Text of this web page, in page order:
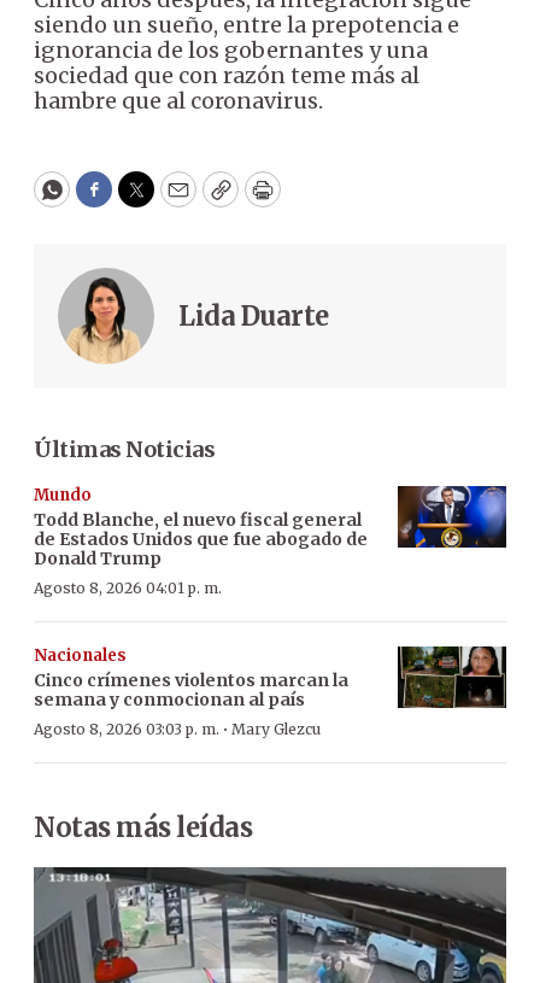
siendo un sueño, entre la prepotencia e
ignorancia de los gobernantes y una
sociedad que con razón teme más al
hambre que al coronavirus.
WhatsApp
Facebook
Twitter
EmailCopyPrint
Lida Duarte
Últimas Noticias
Mundo
Todd Blanche, el nuevo fiscal general
de Estados Unidos que fue abogado de
Donald Trump
Agosto 8, 2026 04:01 p. m.
Nacionales
Cinco crímenes violentos marcan la
semana y conmocionan al país
Agosto 8, 2026 03:03 p. m. · Mary Glezcu
Notas más leídas